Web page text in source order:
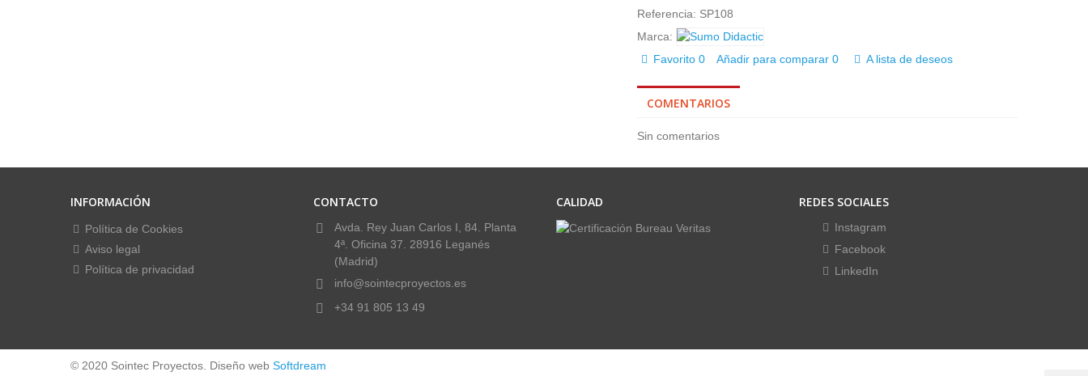
Referencia: SP108
Marca:
Favorito 0 Añadir para comparar 0 A lista de deseos
COMENTARIOS
Sin comentarios
INFORMACIÓN
Política de Cookies
Aviso legal
Política de privacidad
CONTACTO
Avda. Rey Juan Carlos I, 84. Planta
4ª. Oficina 37. 28916 Leganés
(Madrid)
info@sointecproyectos.es
+34 91 805 13 49
CALIDAD REDES SOCIALES
Instagram
Facebook
LinkedIn
© 2020 Sointec Proyectos. Diseño web Softdream